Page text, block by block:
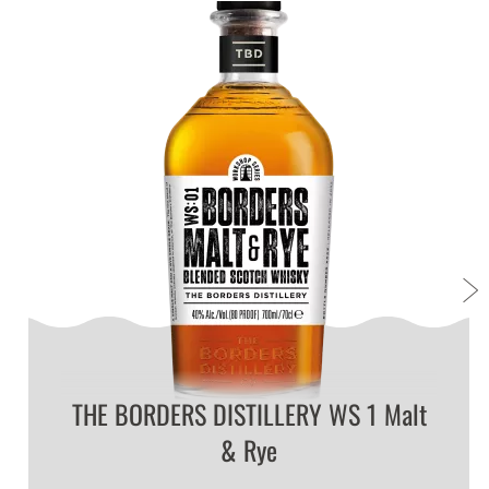
Einen so komplexen Whisky wie den Allt Gleann
pur, um die ganze
Aromapalette in der Nase und am Gaumen
wahrnehmen zu können. Wie es sich für einen
schottischen Single Malt gehört, verwendest du dafür
am besten ein tulpenartigesNosing-Glas
Gläser verjüngen sich nach oben hin, wodurch die
Aromen besonders gut in der Nase ankommen. Die
richtige Trinktemperatur für hochwertigen Whisky ist
Zimmertemperatur, also ungefähr 20 °C. Deshalb
solltest du auch auf Eis im Whisky-Glas verzichten,
denn bei Kälte entfalten sich Aromen ganz anders.
Ausserdem verwässern sie so - schade drum!
THE BORDERS DISTILLERY WS 1 Malt
& Rye